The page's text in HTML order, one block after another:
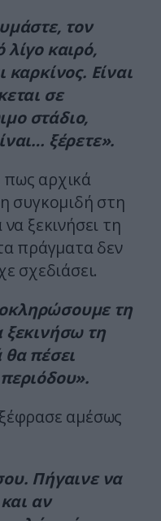
τον
καιρό,
καρκίνος. Είναι
σε
στάδιο,
ξέρετε».
αρχικά
συγκομιδή στη
ξεκινήσει τη
πράγματα δεν
σχεδιάσει.
τη
ξεκινήσω τη
θα πέσει
αμέσως
Πήγαινε να
αν